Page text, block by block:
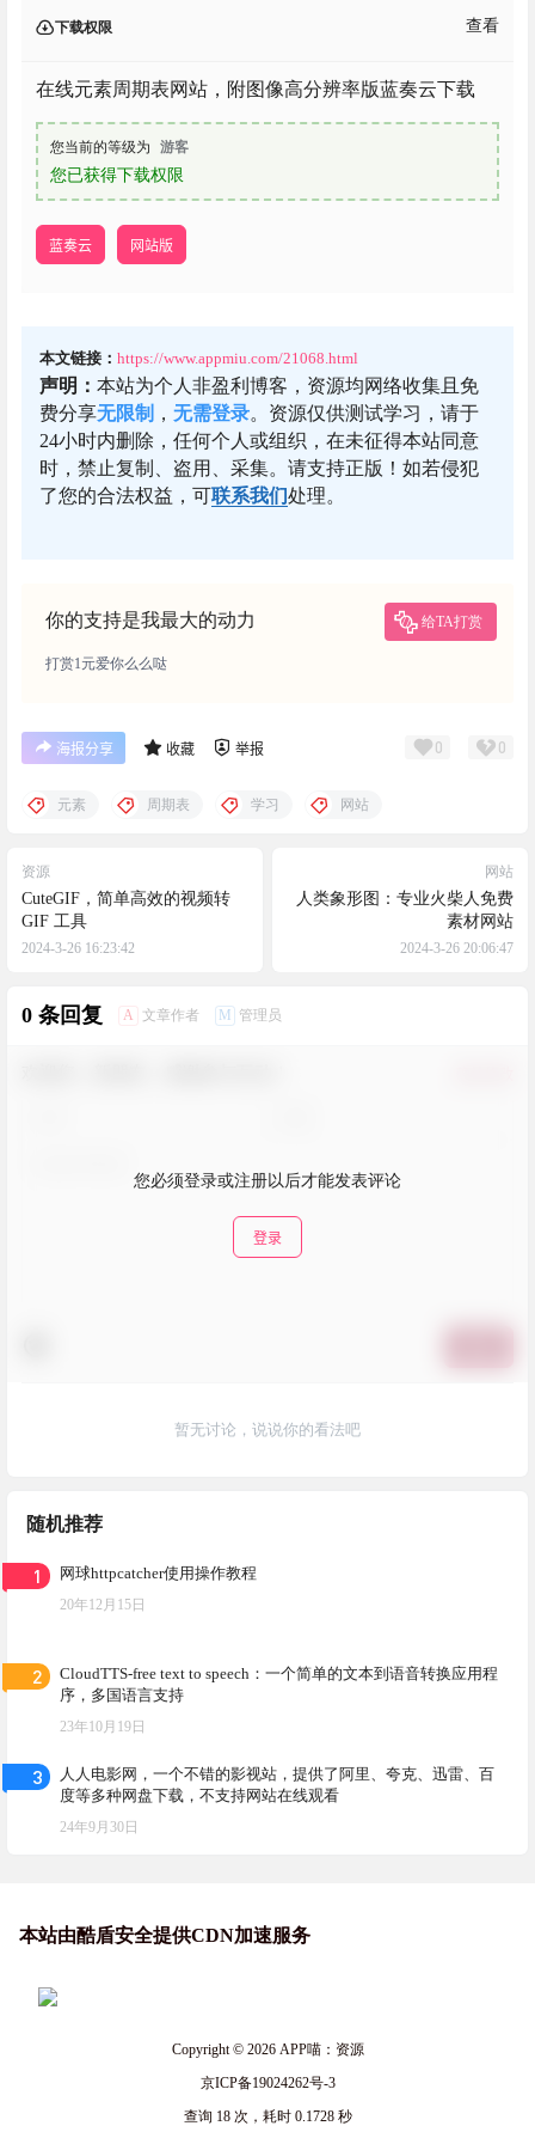
下载权限 查看
在线元素周期表网站，附图像高分辨率版蓝奏云下载
您当前的等级为 游客
您已获得下载权限
蓝奏云 网站版
本文链接： https://www.appmiu.com/21068.html
声明： 本站为个人非盈利博客，资源均网络收集且免
费分享无限制 ， 无需登录。资源仅供测试学习，请于
24小时内删除，任何个人或组织，在未征得本站同意
时，禁止复制、盗用、采集。请支持正版！如若侵犯
了您的合法权益，可联系我们处理。
你的支持是我最大的动力 给TA打赏
打赏1元爱你么么哒
海报分享 收藏 举报 0 0
元素 周期表 学习 网站
资源
CuteGIF，简单高效的视频转
GIF 工具
2024-3-26 16:23:42
网站
人类象形图：专业火柴人免费
素材网站
2024-3-26 20:06:47
0 条回复 A 文章作者 M 管理员
您必须登录或注册以后才能发表评论
登录
暂无讨论，说说你的看法吧
随机推荐
1 网球httpcatcher使用操作教程
20年12月15日
2
CloudTTS-free text to speech：一个简单的文本到语音转换应用程
序，多国语言支持
23年10月19日
3
人人电影网，一个不错的影视站，提供了阿里、夸克、迅雷、百
度等多种网盘下载，不支持网站在线观看
24年9月30日
本站由酷盾安全提供CDN加速服务
Copyright © 2026APP喵：资源
京ICP备19024262号-3
查询 18 次，耗时 0.1728 秒